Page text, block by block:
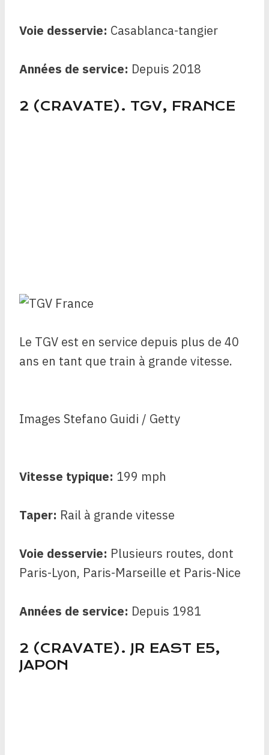
Voie desservie: Casablanca-tangier
Années de service: Depuis 2018
2 (CRAVATE). TGV, FRANCE
Le TGV est en service depuis plus de 40
ans en tant que train à grande vitesse.
Images Stefano Guidi / Getty
Vitesse typique: 199 mph
Taper: Rail à grande vitesse
Voie desservie: Plusieurs routes, dont
Paris-Lyon, Paris-Marseille et Paris-Nice
Années de service: Depuis 1981
2 (CRAVATE). JR EAST E5,
JAPON